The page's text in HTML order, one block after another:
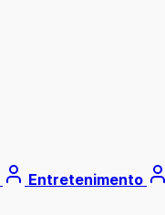
Entretenimento